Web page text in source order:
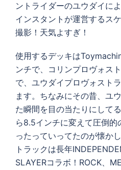
ントライダーのユウダイに
インスタントが運営するス
撮影！天気よすぎ！
使用するデッキは
ンチで、コリンプロヴォス
で、ユウダイプロヴォスト
ます。ちなみにその昔、ユ
た瞬間を目の当たりにして
ら8.5インチに変えて圧倒的
ったっていってたのが懐かし
トラックは長年
SLAYERコラボ！ROCK、